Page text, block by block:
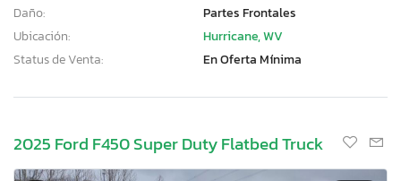
Daño:
Partes Frontales
Ubicación:
Hurricane, WV
Status de Venta:
En Oferta Mínima
2025 Ford F450 Super Duty Flatbed Truck